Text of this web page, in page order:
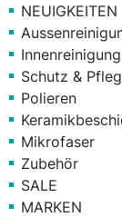
NEUIGKEITEN
Innenreinigung
Schutz &
Polieren
Mikrofaser
Zubehör
SALE
MARKEN